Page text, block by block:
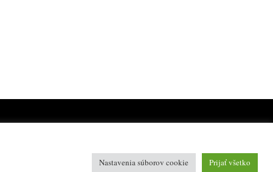
Nastavenia súborov cookie Prijať všetko